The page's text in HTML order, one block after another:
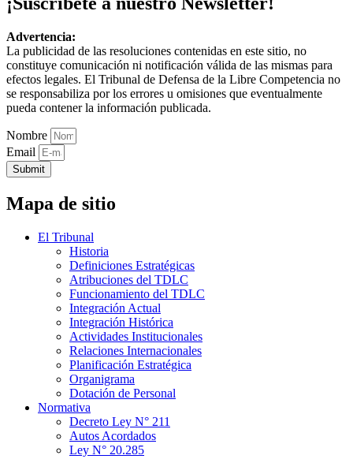
Advertencia:
La publicidad de las resoluciones contenidas en este sitio, no
constituye comunicación ni notificación válida de las mismas para
efectos legales. El Tribunal de Defensa de la Libre Competencia no
se responsabiliza por los errores u omisiones que eventualmente
pueda contener la información publicada.
Nombre
Email
Submit
Mapa de sitio
El Tribunal
Historia
Definiciones Estratégicas
Atribuciones del TDLC
Funcionamiento del TDLC
Integración Actual
Integración Histórica
Actividades Institucionales
Relaciones Internacionales
Planificación Estratégica
Organigrama
Dotación de Personal
Normativa
Decreto Ley N° 211
Autos Acordados
Ley N° 20.285